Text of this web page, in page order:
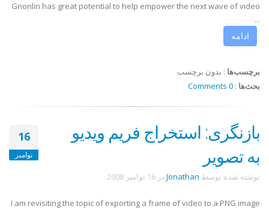
Gnonlin has great potential to help empower the next wave of video
...
ادامه
برچسب‌ها : بدون برچسب
بحث‌ها :
0 Comments
16
نوامبر
بازنگری: استخراج فریم ویدیو
به تصویر
نوشته شده توسط Jonathan در 16 نوامبر 2008 .
I am revisiting the topic of exporting a frame of video to a PNG image